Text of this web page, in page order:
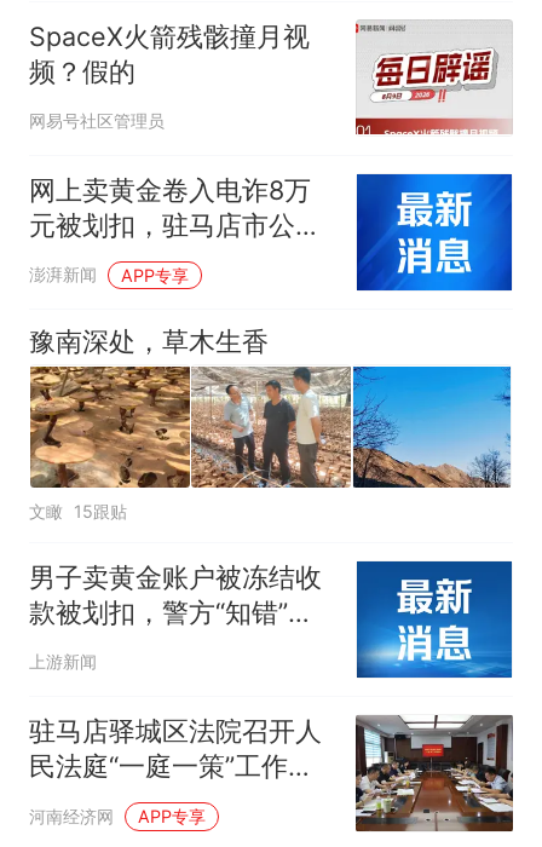
SpaceX火箭残骸撞月视
频？假的
网易号社区管理员
网上卖黄金卷入电诈8万
元被划扣，驻马店市公安
局称新蔡警方程序违法
澎湃新闻 APP专享
豫南深处，草木生香
文瞰 15跟贴
男子卖黄金账户被冻结收
款被划扣，警方“知错”之
余还要“能改”
上游新闻
驻马店驿城区法院召开人
民法庭“一庭一策”工作推
进会
河南经济网 APP专享